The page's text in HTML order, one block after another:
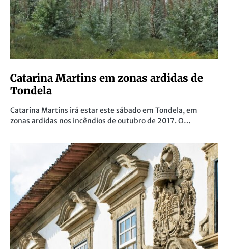
Catarina Martins em zonas ardidas de
Tondela
Catarina Martins irá estar este sábado em Tondela, em
zonas ardidas nos incêndios de outubro de 2017. O…